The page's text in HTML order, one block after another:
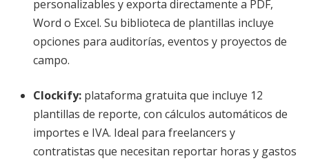
personalizables y exporta directamente a PDF,
Word o Excel. Su biblioteca de plantillas incluye
opciones para auditorías, eventos y proyectos de
campo.
Clockify: plataforma gratuita que incluye 12
plantillas de reporte, con cálculos automáticos de
importes e IVA. Ideal para freelancers y
contratistas que necesitan reportar horas y gastos